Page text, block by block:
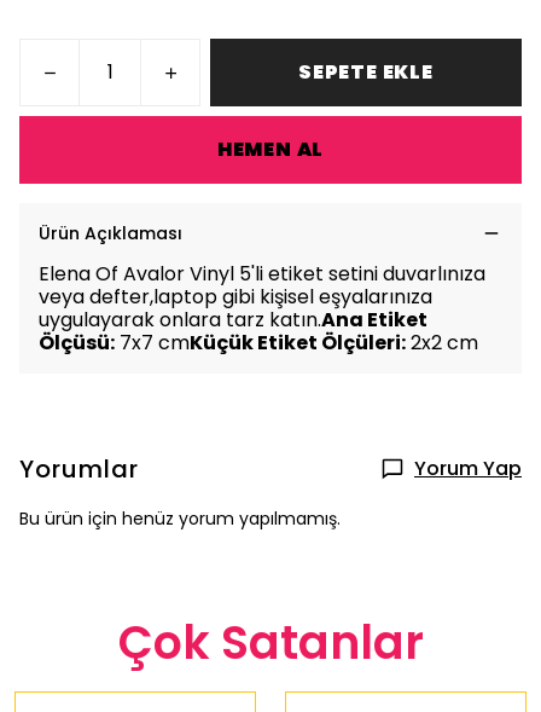
SEPETE EKLE
HEMEN AL
Ürün Açıklaması
Elena Of Avalor Vinyl 5'li etiket setini duvarlınıza
veya defter,laptop gibi kişisel eşyalarınıza
uygulayarak onlara tarz katın.Ana Etiket
Ölçüsü: 7x7 cmKüçük Etiket Ölçüleri:2x2 cm
Yorumlar Yorum Yap
Bu ürün için henüz yorum yapılmamış.
Çok Satanlar